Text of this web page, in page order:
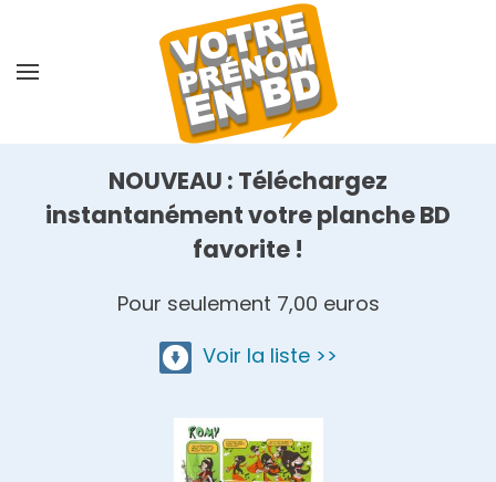
NOUVEAU : Téléchargez
instantanément votre planche BD
favorite !
Pour seulement 7,00 euros
Voir la liste >>